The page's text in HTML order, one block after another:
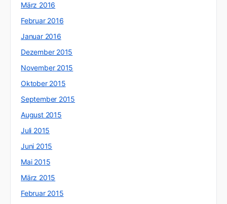
März 2016
Februar 2016
Januar 2016
Dezember 2015
November 2015
Oktober 2015
September 2015
August 2015
Juli 2015
Juni 2015
Mai 2015
März 2015
Februar 2015